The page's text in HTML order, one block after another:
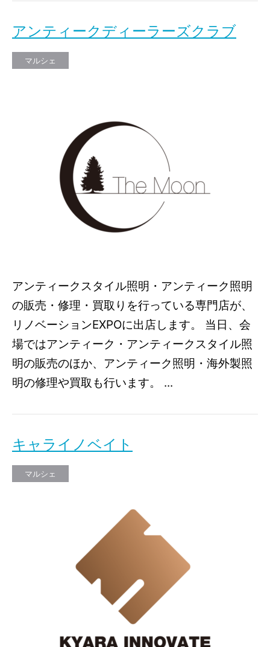
アンティークディーラーズクラブ
マルシェ
アンティークスタイル照明・アンティーク照明
の販売・修理・買取りを行っている専門店が、
リノベーションEXPOに出店します。 当日、会
場ではアンティーク・アンティークスタイル照
明の販売のほか、アンティーク照明・海外製照
明の修理や買取も行います。 ...
キャライノベイト
マルシェ